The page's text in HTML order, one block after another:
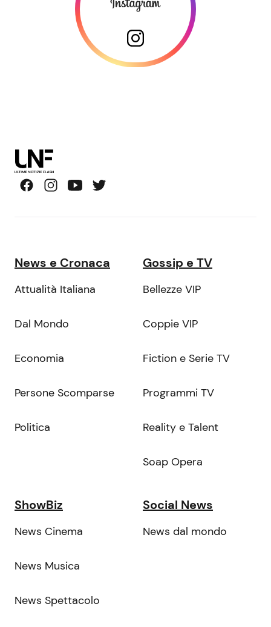
News e Cronaca
Attualità Italiana
Dal Mondo
Economia
Persone Scomparse
Politica
Gossip e TV
Bellezze VIP
Coppie VIP
Fiction e Serie TV
Programmi TV
Reality e Talent
Soap Opera
ShowBiz
News Cinema
News Musica
News Spettacolo
Social News
News dal mondo